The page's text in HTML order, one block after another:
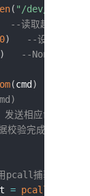
( "/dev/ttyS0"
--读取超时时间
)
--设置波特率
)
--None: 无奇
(cmd )
送相应命令
校验完成返回数
pcall捕获错误
= pcall